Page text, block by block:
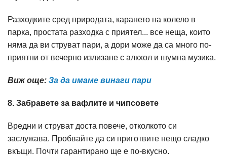
Разходките сред природата, карането на колело в
парка, простата разходка с приятел... все неща, които
няма да ви струват пари, а дори може да са много по-
приятни от вечерно излизане с алкхол и шумна музика.
Виж още: За да имаме винаги пари
8. Забравете за вафлите и чипсовете
Вредни и струват доста повече, отколкото си
заслужава. Пробвайте да си приготвите нещо сладко
вкъщи. Почти гарантирано ще е по-вкусно.